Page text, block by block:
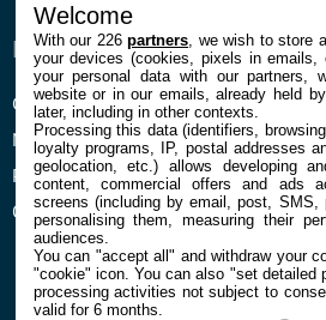
ENTREPRISE
Confidentialité et Cookies
Mentions légales et CGU
Préférences Cookies
Qui sommes nous
À
Contact
Welcome
With our 226partners , we wish to store
your devices (cookies, pixels in emails,
your personal data with our partners,
website or in our emails, already held
later, including in other contexts.
Processing this data (identifiers,
loyalty programs, IP, postal addresses
geolocation, etc.) allows developing
content, commercial offers and ads
screens (including by email, post, SMS,
personalising them, measuring their
audiences.
You can "accept all" and withdraw your
"cookie" icon. You can also "set detailed
processing activities not subject to
valid for 6 months.